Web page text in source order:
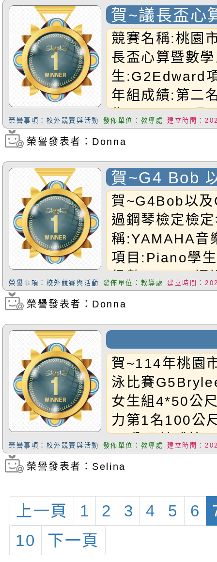
優等恭禧以上
賀~議長盃心
比賽 優異學
競賽名稱:桃園
長盃心算暨數
生:G2Edward
年組成績:第二
生:G2Curry項
級組成績:第三
榮譽事項：校外競賽與活動 發佈單位：教導處 建立時間：
瀏覽次數：257
榮譽發表者：Donna
賀~G4 Bob
Yang通過鋼
賀~G4Bob以
過鋼琴檢定檢
稱:YAMAHA音
項目:Piano學
級數:G4Bob通
G6Yang通過鋼
榮譽事項：校外競賽與活動 發佈單位：教導處 建立時間：
瀏覽次數：194
榮譽發表者：Donna
賀~114年桃園
泳比賽
女生組4*50公
力第1名100公
50公尺蛙式第4
名;G5Jeffrey
名50公尺仰式
尺仰式第5名
榮譽事項：校外競賽與活動 發佈單位：教導處 建立時間：
瀏覽次數：180
榮譽發表者：Selina
上一頁 1 2 3 4 5 6
10
下一頁